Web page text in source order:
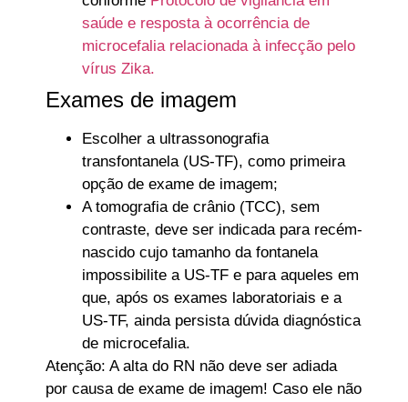
saúde e resposta à ocorrência de
microcefalia relacionada à infecção pelo
vírus Zika.
Exames de imagem
Escolher a ultrassonografia
transfontanela (US-TF), como primeira
opção de exame de imagem;
A tomografia de crânio (TCC), sem
contraste, deve ser indicada para recém-
nascido cujo tamanho da fontanela
impossibilite a US-TF e para aqueles em
que, após os exames laboratoriais e a
US-TF, ainda persista dúvida diagnóstica
de microcefalia.
Atenção: A alta do RN não deve ser adiada
por causa de exame de imagem! Caso ele não